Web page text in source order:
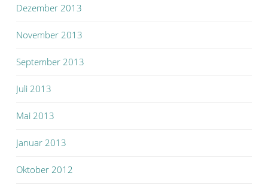
Dezember 2013
November 2013
September 2013
Juli 2013
Mai 2013
Januar 2013
Oktober 2012